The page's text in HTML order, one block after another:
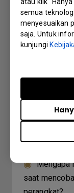
semua
menyesuaikan
saja. Untuk
kunjungi
dengan
DMS?
dengan
untuk
Mengapa
saat